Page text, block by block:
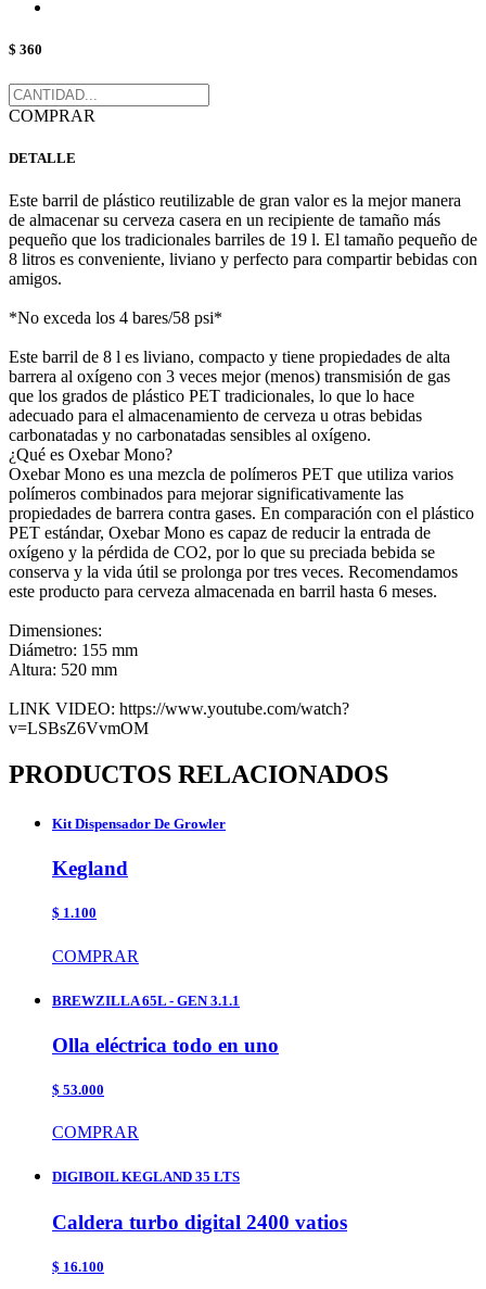
$ 360
COMPRAR
DETALLE
Este barril de plástico reutilizable de gran valor es la mejor manera
de almacenar su cerveza casera en un recipiente de tamaño más
pequeño que los tradicionales barriles de 19 l. El tamaño pequeño de
8 litros es conveniente, liviano y perfecto para compartir bebidas con
amigos.
*No exceda los 4 bares/58 psi*
Este barril de 8 l es liviano, compacto y tiene propiedades de alta
barrera al oxígeno con 3 veces mejor (menos) transmisión de gas
que los grados de plástico PET tradicionales, lo que lo hace
adecuado para el almacenamiento de cerveza u otras bebidas
carbonatadas y no carbonatadas sensibles al oxígeno.
¿Qué es Oxebar Mono?
Oxebar Mono es una mezcla de polímeros PET que utiliza varios
polímeros combinados para mejorar significativamente las
propiedades de barrera contra gases. En comparación con el plástico
PET estándar, Oxebar Mono es capaz de reducir la entrada de
oxígeno y la pérdida de CO2, por lo que su preciada bebida se
conserva y la vida útil se prolonga por tres veces. Recomendamos
este producto para cerveza almacenada en barril hasta 6 meses.
Dimensiones:
Diámetro: 155 mm
Altura: 520 mm
LINK VIDEO: https://www.youtube.com/watch?
v=LSBsZ6VvmOM
PRODUCTOS RELACIONADOS
Kit Dispensador De Growler
Kegland
$ 1.100
COMPRAR
BREWZILLA 65L - GEN 3.1.1
Olla eléctrica todo en uno
$ 53.000
COMPRAR
DIGIBOIL KEGLAND 35 LTS
Caldera turbo digital 2400 vatios
$ 16.100